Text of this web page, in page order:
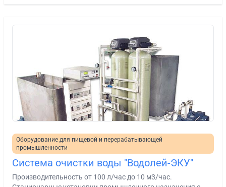
Оборудование для пищевой и перерабатывающей
промышленности
Система очистки воды "Водолей-ЭКУ"
Производительность от 100 л/час до 10 м3/час.